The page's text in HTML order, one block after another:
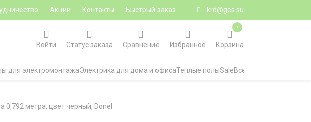
Акции Контакты Быстрый заказ krd@ges.su
Войти
Статус заказа Сравнение Избранное Корзина
0
для электромонтажаЭлектрика для дома и офисаТеплые полыSaleВсе категории
0,792 метра, цвет черный, Donel